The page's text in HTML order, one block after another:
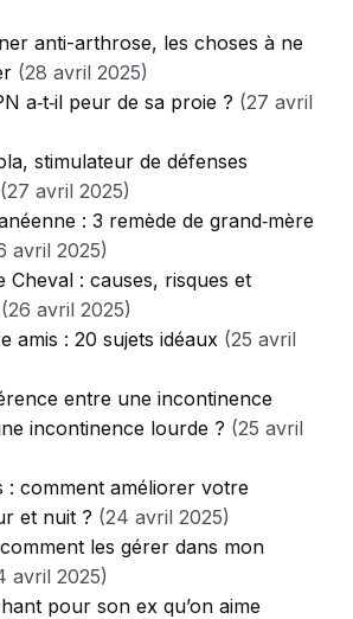
anti-arthrose, les choses à ne
(28 avril 2025)
a‑t‑il peur de sa proie ? (27 avril
stimulateur de défenses
(27 avril 2025)
: 3 remède de grand‑mère
avril 2025)
Cheval : causes, risques et
(26 avril 2025)
amis : 20 sujets idéaux (25 avril
entre une incontinence
incontinence lourde ? (25 avril
: comment améliorer votre
et nuit ? (24 avril 2025)
les gérer dans mon
avril 2025)
pour son ex qu’on aime